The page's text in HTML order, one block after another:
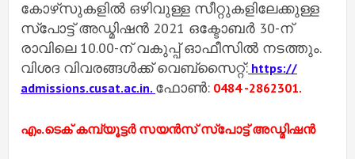
കോഴ്‌സുകളില്‍ ഒഴിവുള്ള സീറ്റുകളിലേക്കുള്ള
സ്പോട്ട് അഡ്മിഷന്‍ 2021 ഒക്ടോബര്‍ 30-ന്
രാവിലെ 10.00-ന് വകുപ്പ് ഓഫീസില്‍ നടത്തും.
വിശദ വിവരങ്ങള്‍ക്ക് വെബ്സൈറ്റ്: https://
admissions.cusat.ac.in. ഫോണ്‍: 0484 -2862301.
എം.ടെക് കമ്പ്യൂട്ടര്‍ സയന്‍സ് സ്‌പോട്ട് അഡ്മിഷന്‍